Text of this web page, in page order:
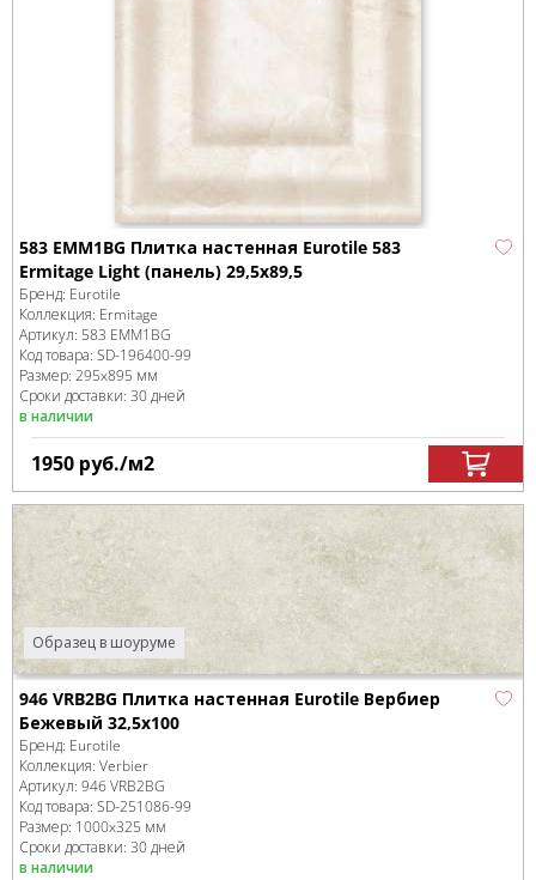
583 EMM1BG Плитка настенная Eurotile 583
Ermitage Light (панель) 29,5х89,5
Бренд: Eurotile
Коллекция: Ermitage
Артикул: 583 EMM1BG
Код товара: SD-196400-99
Размер: 295x895 мм
Сроки доставки: 30 дней
в наличии
1950 руб./м2
Образец в шоуруме
946 VRB2BG Плитка настенная Eurotile Вербиер
Бежевый 32,5х100
Бренд: Eurotile
Коллекция: Verbier
Артикул: 946 VRB2BG
Код товара: SD-251086-99
Размер: 1000x325 мм
Сроки доставки: 30 дней
в наличии